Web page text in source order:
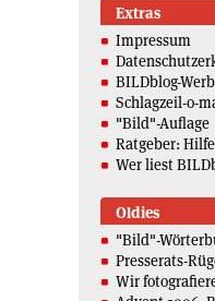
Extras
Impressum
BILDblog-
Schlagzeil-o-
"Bild"-Auflage
Ratgeber:
Wer liest
Oldies
"Bild"-
Presserats-
Wir